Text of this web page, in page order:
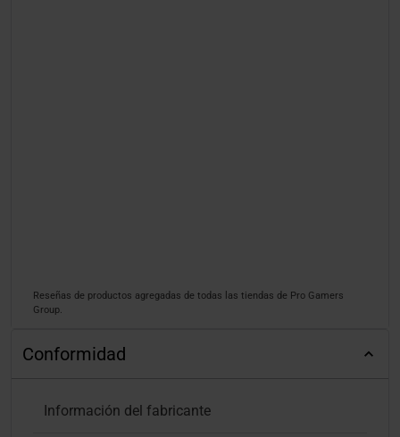
Reseñas de productos agregadas de todas las tiendas de Pro Gamers
Group.
Conformidad
Información del fabricante